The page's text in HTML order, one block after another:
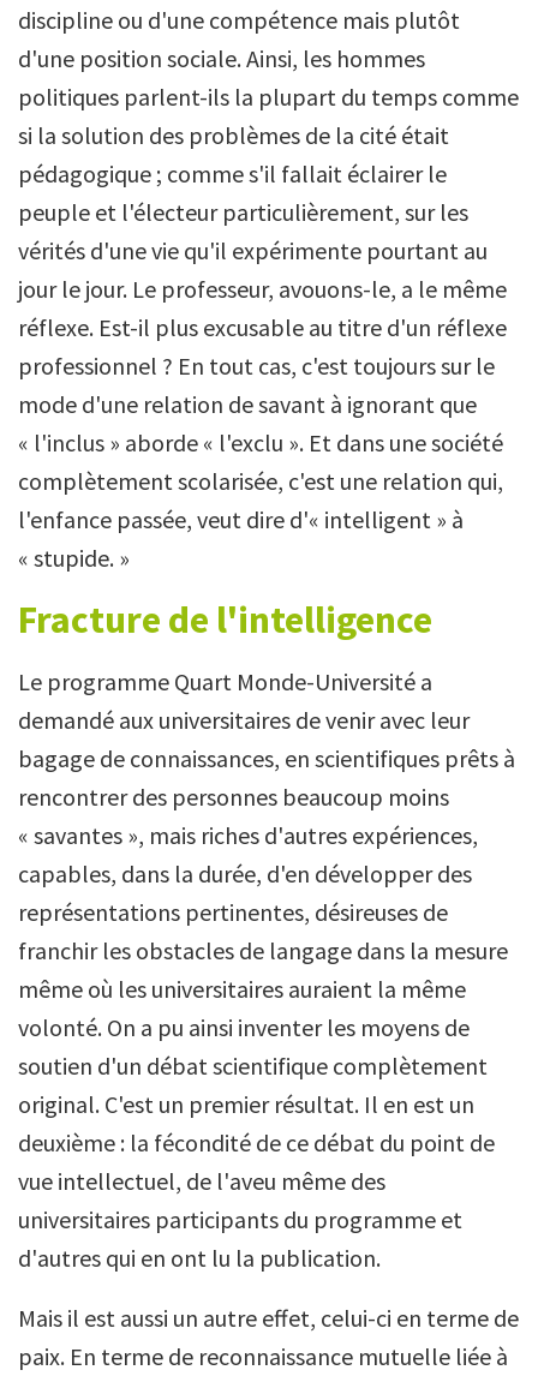
discipline ou d'une compétence mais plutôt
d'une position sociale. Ainsi, les hommes
politiques parlent-ils la plupart du temps comme
si la solution des problèmes de la cité était
pédagogique ; comme s'il fallait éclairer le
peuple et l'électeur particulièrement, sur les
vérités d'une vie qu'il expérimente pourtant au
jour le jour. Le professeur, avouons-le, a le même
réflexe. Est-il plus excusable au titre d'un réflexe
professionnel ? En tout cas, c'est toujours sur le
mode d'une relation de savant à ignorant que
« l'inclus » aborde « l'exclu ». Et dans une société
complètement scolarisée, c'est une relation qui,
l'enfance passée, veut dire d'« intelligent » à
« stupide. »
Fracture de l'intelligence
Le programme Quart Monde-Université a
demandé aux universitaires de venir avec leur
bagage de connaissances, en scientifiques prêts à
rencontrer des personnes beaucoup moins
« savantes », mais riches d'autres expériences,
capables, dans la durée, d'en développer des
représentations pertinentes, désireuses de
franchir les obstacles de langage dans la mesure
même où les universitaires auraient la même
volonté. On a pu ainsi inventer les moyens de
soutien d'un débat scientifique complètement
original. C'est un premier résultat. Il en est un
deuxième : la fécondité de ce débat du point de
vue intellectuel, de l'aveu même des
universitaires participants du programme et
d'autres qui en ont lu la publication.
Mais il est aussi un autre effet, celui-ci en terme de
paix. En terme de reconnaissance mutuelle liée à